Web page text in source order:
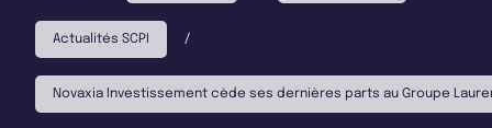
Actualités SCPI /
Novaxia Investissement cède ses dernières parts au Groupe